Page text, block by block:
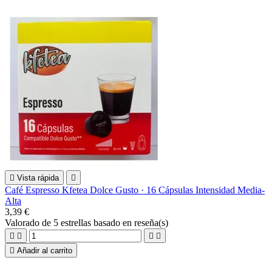
 Vista rápida 
Café Espresso Kfetea Dolce Gusto · 16 Cápsulas Intensidad Media-
Alta
3,39 €
Valorado de 5 estrellas basado en reseña(s)
   
 Añadir al carrito